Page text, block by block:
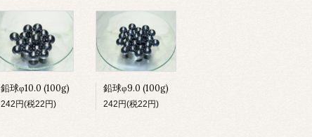
鉛球φ10.0 (100g)
242円(税22円)
鉛球φ9.0 (100g)
242円(税22円)